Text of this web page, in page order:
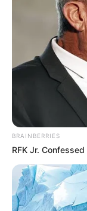
wirst –
Die
Wespen
All
BRAINBERRIES
RFK Jr.